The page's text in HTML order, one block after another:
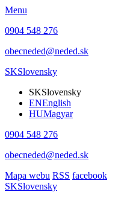
Menu
0904 548 276
obecneded@neded.sk
SKSlovensky
SKSlovensky
ENEnglish
HUMagyar
0904 548 276
obecneded@neded.sk
Mapa webu RSS facebook
SKSlovensky